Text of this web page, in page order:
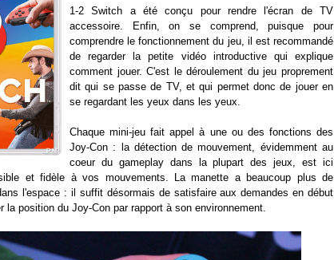
1-2 Switch a été conçu pour rendre l'écran de TV
accessoire. Enfin, on se comprend, puisque pour
comprendre le fonctionnement du jeu, il est recommandé
de regarder la petite vidéo introductive qui explique
comment jouer. C'est le déroulement du jeu proprement
dit qui se passe de TV, et qui permet donc de jouer en
se regardant les yeux dans les yeux.
Chaque mini-jeu fait appel à une ou des fonctions des
Joy-Con : la détection de mouvement, évidemment au
coeur du gameplay dans la plupart des jeux, est ici
et fidèle à vos mouvements. La manette a beaucoup plus de
l'espace : il suffit désormais de satisfaire aux demandes en début
la position du Joy-Con par rapport à son environnement.